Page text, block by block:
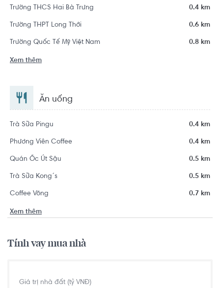
Trường THCS Hai Bà Trưng 0.4 km
Trường THPT Long Thới 0.6 km
Trường Quốc Tế Mỹ Việt Nam 0.8 km
Xem thêm
Ăn uống
Trà Sữa Pingu 0.4 km
Phương Viên Coffee 0.4 km
Quán Ốc Út Sậu 0.5 km
Trà Sữa Kong´s 0.5 km
Coffee Võng 0.7 km
Xem thêm
Tính vay mua nhà
Giá trị nhà đất (tỷ VNĐ)